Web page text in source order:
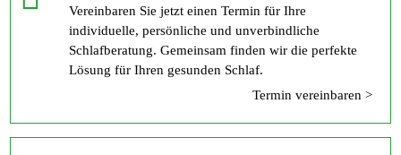
Vereinbaren Sie jetzt einen Termin für Ihre
individuelle, persönliche und unverbindliche
Schlafberatung. Gemeinsam finden wir die perfekte
Lösung für Ihren gesunden Schlaf.
Termin vereinbaren >